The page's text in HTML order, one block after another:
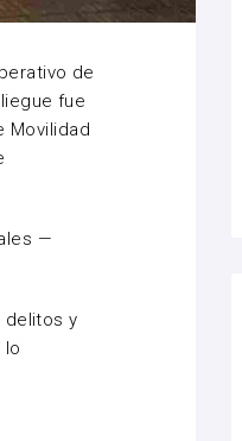
de
fue
Movilidad
—
delitos y
lo